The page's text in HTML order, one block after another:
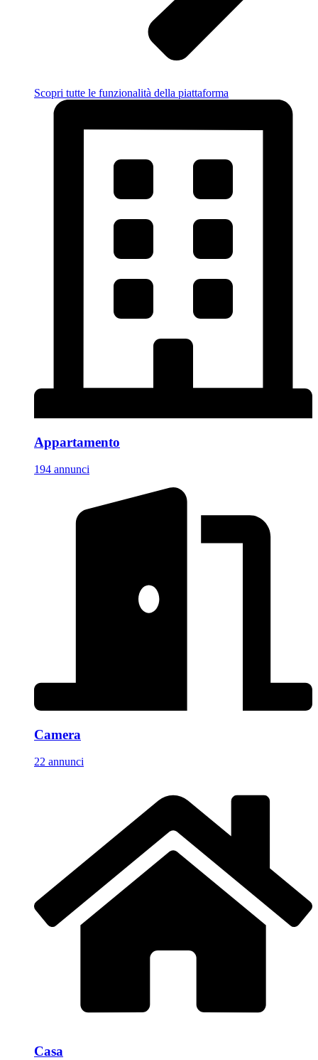
Scopri tutte le funzionalità della piattaforma
Appartamento
194 annunci
Camera
22 annunci
Casa